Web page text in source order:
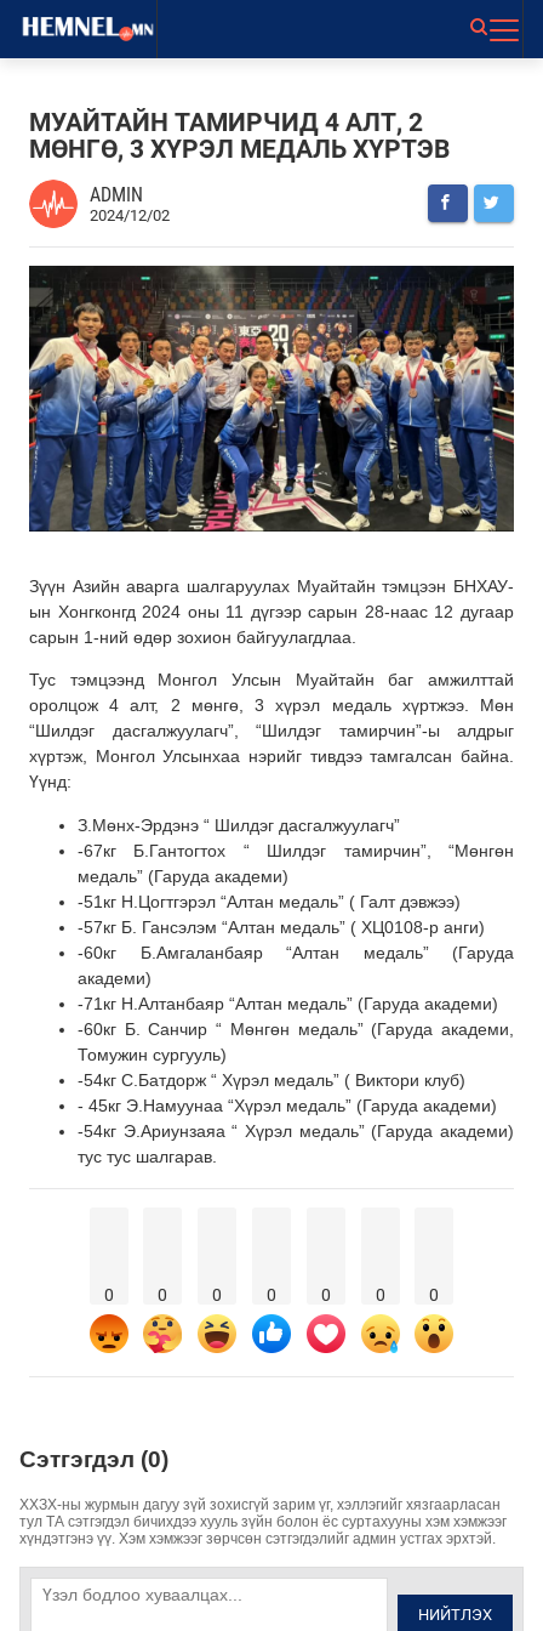
МУАЙТАЙН ТАМИРЧИД 4 АЛТ, 2
МӨНГӨ, 3 ХҮРЭЛ МЕДАЛЬ ХҮРТЭВ
ADMIN
2024/12/02
Зүүн Азийн аварга шалгаруулах Муайтайн тэмцээн БНХАУ-
ын Хонгконгд 2024 оны 11 дүгээр сарын 28-наас 12 дугаар
сарын 1-ний өдөр зохион байгуулагдлаа.
Тус тэмцээнд Монгол Улсын Муайтайн баг амжилттай
оролцож 4 алт, 2 мөнгө, 3 хүрэл медаль хүртжээ. Мөн
“Шилдэг дасгалжуулагч”, “Шилдэг тамирчин”-ы алдрыг
хүртэж, Монгол Улсынхаа нэрийг тивдээ тамгалсан байна.
Үүнд:
З.Мөнх-Эрдэнэ “ Шилдэг дасгалжуулагч”
-67кг Б.Гантогтох “ Шилдэг тамирчин”, “Мөнгөн
медаль” (Гаруда академи)
-51кг Н.Цогтгэрэл “Алтан медаль” ( Галт дэвжээ)
-57кг Б. Гансэлэм “Алтан медаль” ( ХЦ0108-р анги)
-60кг Б.Амгаланбаяр “Алтан медаль” (Гаруда
академи)
-71кг Н.Алтанбаяр “Алтан медаль” (Гаруда академи)
-60кг Б. Санчир “ Мөнгөн медаль” (Гаруда академи,
Томужин сургууль)
-54кг С.Батдорж “ Хүрэл медаль” ( Виктори клуб)
- 45кг Э.Намуунаа “Хүрэл медаль” (Гаруда академи)
-54кг Э.Ариунзаяа “ Хүрэл медаль” (Гаруда академи)
тус тус шалгарав.
0 0 0 0 0 0 0
Сэтгэгдэл (0)
ХХЗХ-ны журмын дагуу зүй зохисгүй зарим үг, хэллэгийг хязгаарласан
тул ТА сэтгэгдэл бичихдээ хууль зүйн болон ёс суртахууны хэм хэмжээг
хүндэтгэнэ үү. Хэм хэмжээг зөрчсөн сэтгэгдэлийг админ устгах эрхтэй.
НИЙТЛЭХ